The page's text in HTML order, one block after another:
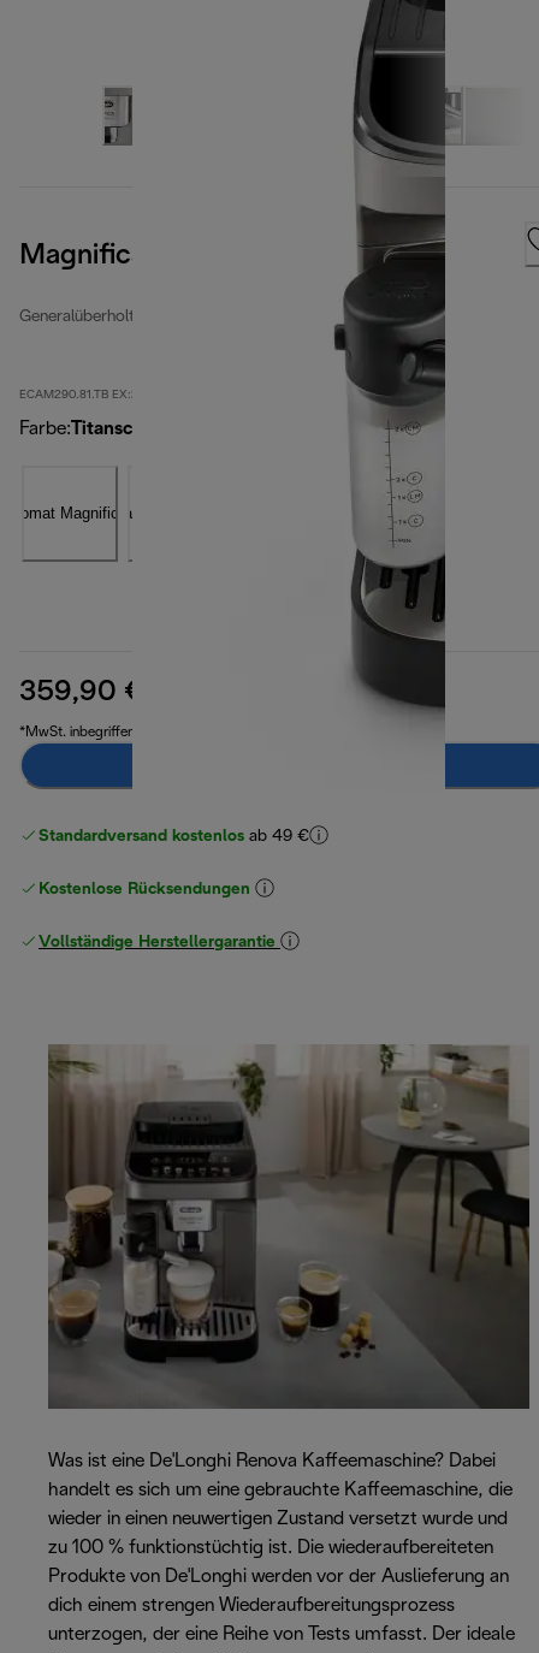
Magnifica Evo
Generalüberholte Kaffeevollautomaten
ECAM290.81.TB EX:2-second
Farbe: Titanschwarz
359,90 € Originalpreis 589,90 €
*MwSt. inbegriffen
Standardversand kostenlos ab 49 €
Kostenlose Rücksendungen
Vollständige Herstellergarantie
Was ist eine De'Longhi Renova Kaffeemaschine? Dabei
handelt es sich um eine gebrauchte Kaffeemaschine, die
wieder in einen neuwertigen Zustand versetzt wurde und
zu 100 % funktionstüchtig ist. Die wiederaufbereiteten
Produkte von De'Longhi werden vor der Auslieferung an
dich einem strengen Wiederaufbereitungsprozess
unterzogen, der eine Reihe von Tests umfasst. Der ideale